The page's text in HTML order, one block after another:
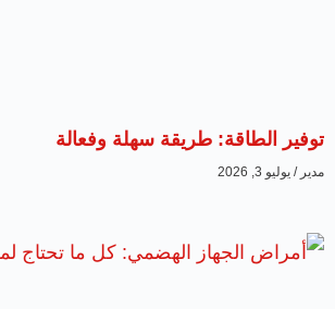
توفير الطاقة: طريقة سهلة وفعالة
مدير يوليو 3, 2026